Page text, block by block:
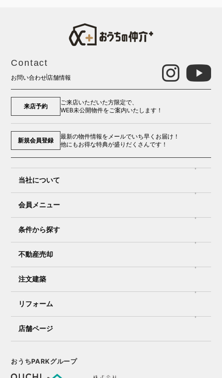
Contact
お問い合わせ店舗情報
来店予約
ご来店いただいた方限定で、
WEB未公開物件をご案内いたします！
新規会員登録
最新の物件情報をメールでいち早くお届け！
他にもお得な特典が盛りだくさんです！
当社について
会員メニュー
条件から探す
不動産売却
注文建築
リフォーム
店舗ページ
おうちPARKグループ